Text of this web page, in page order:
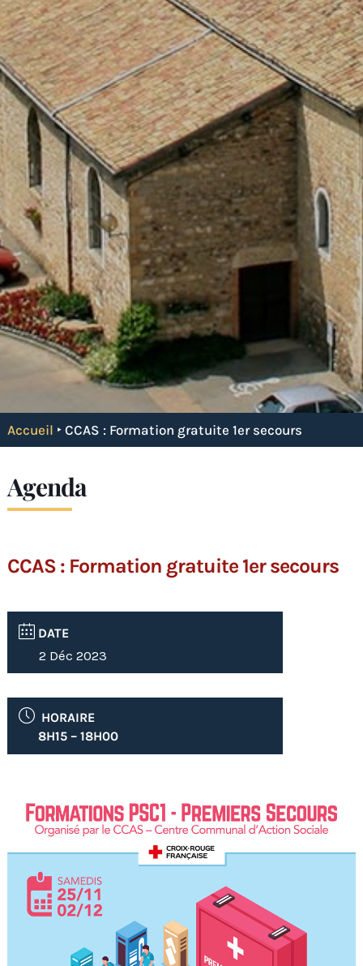
Accueil ‣ CCAS : Formation gratuite 1er secours
Agenda
CCAS : Formation gratuite 1er secours
DATE
2 Déc 2023
HORAIRE
8H15 – 18H00